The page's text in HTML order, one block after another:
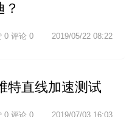
2019/05/22 08:22
0 评论 0
特直线加速测试
2019/07/03 16:03
0 评论 0